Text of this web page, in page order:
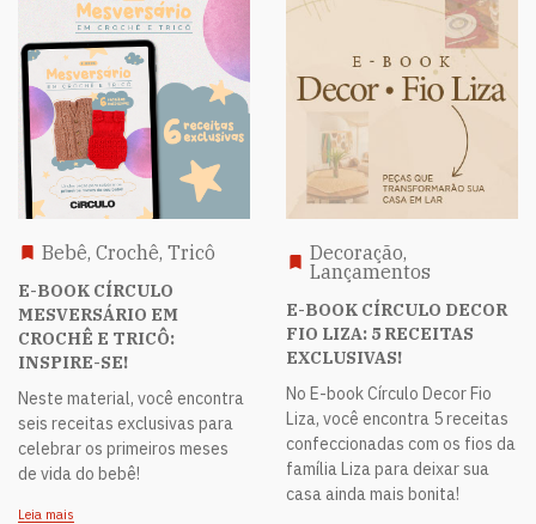
Bebê, Crochê, Tricô
E-BOOK CÍRCULO
MESVERSÁRIO EM
CROCHÊ E TRICÔ:
INSPIRE-SE!
Neste material, você encontra
seis receitas exclusivas para
celebrar os primeiros meses
de vida do bebê!
Leia mais
Decoração,
Lançamentos
E-BOOK CÍRCULO DECOR
FIO LIZA: 5 RECEITAS
EXCLUSIVAS!
No E-book Círculo Decor Fio
Liza, você encontra 5 receitas
confeccionadas com os fios da
família Liza para deixar sua
casa ainda mais bonita!